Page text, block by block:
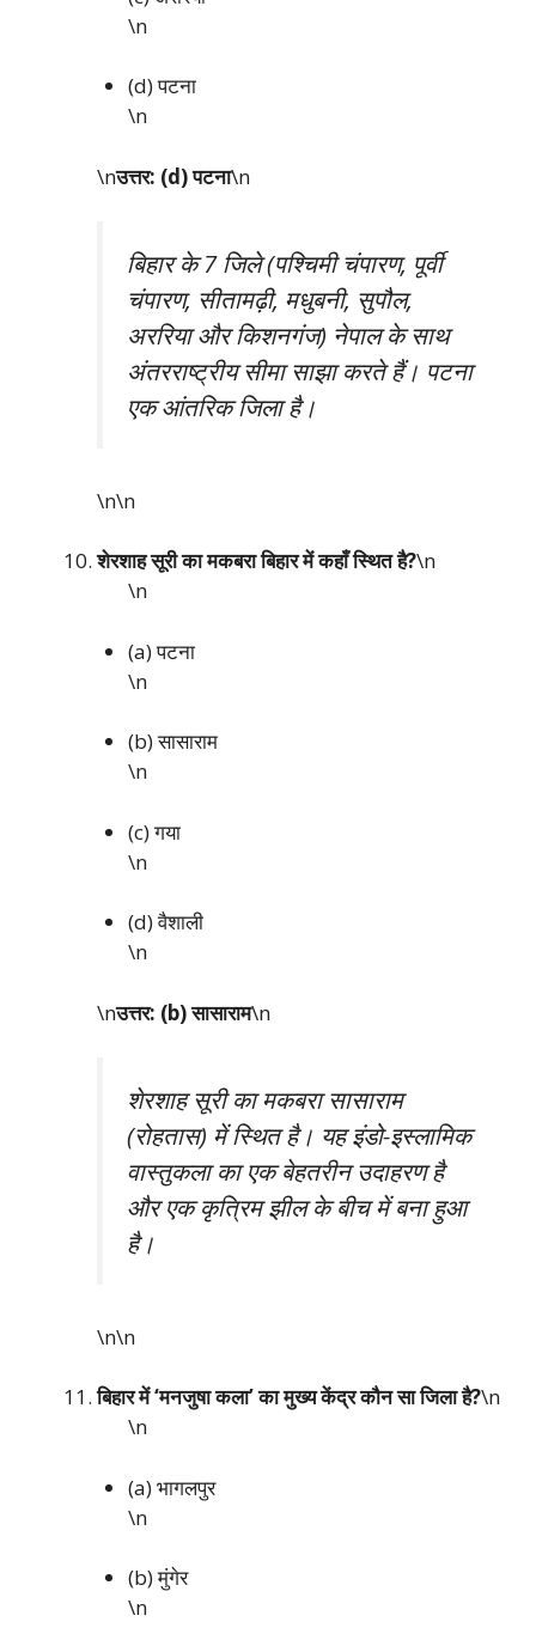
\n
(d) पटना
\n
\nउत्तर: (d) पटना\n
बिहार के 7 जिले (पश्चिमी चंपारण, पूर्वी
चंपारण, सीतामढ़ी, मधुबनी, सुपौल,
अररिया और किशनगंज) नेपाल के साथ
अंतरराष्ट्रीय सीमा साझा करते हैं। पटना
एक आंतरिक जिला है।
\n\n
शेरशाह सूरी का मकबरा बिहार में कहाँ स्थित है?\n
\n
(a) पटना
\n
(b) सासाराम
\n
(c) गया
\n
(d) वैशाली
\n
\nउत्तर: (b) सासाराम\n
शेरशाह सूरी का मकबरा सासाराम
(रोहतास) में स्थित है। यह इंडो-इस्लामिक
वास्तुकला का एक बेहतरीन उदाहरण है
और एक कृत्रिम झील के बीच में बना हुआ
है।
\n\n
बिहार में ‘मनजुषा कला’ का मुख्य केंद्र कौन सा जिला है?\n
\n
(a) भागलपुर
\n
(b) मुंगेर
\n